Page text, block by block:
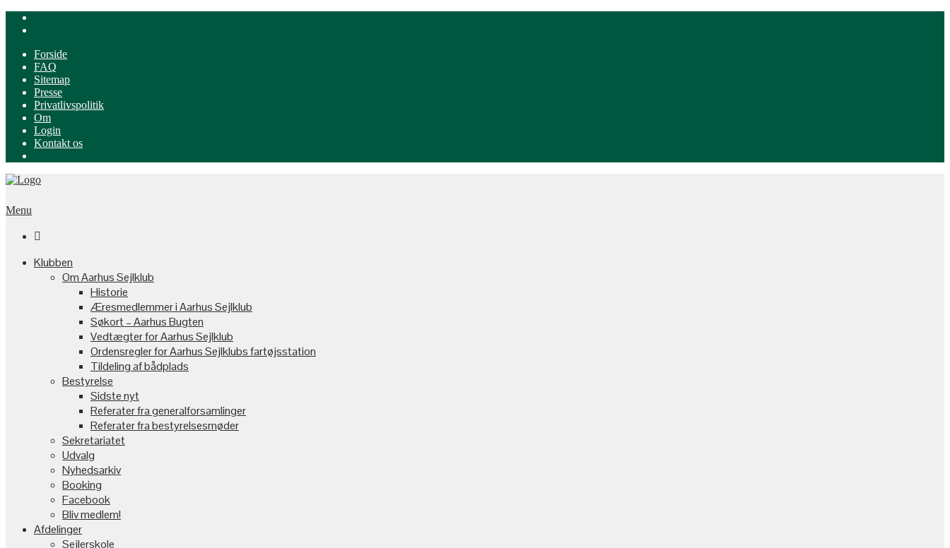
Forside
FAQ
Sitemap
Presse
Privatlivspolitik
Om
Login
Kontakt os
Menu

Klubben
Om Aarhus Sejlklub
Historie
Æresmedlemmer i Aarhus Sejlklub
Søkort – Aarhus Bugten
Vedtægter for Aarhus Sejlklub
Ordensregler for Aarhus Sejlklubs fartøjsstation
Tildeling af bådplads
Bestyrelse
Sidste nyt
Referater fra generalforsamlinger
Referater fra bestyrelsesmøder
Sekretariatet
Udvalg
Nyhedsarkiv
Booking
Facebook
Bliv medlem!
Afdelinger
Sejlerskole